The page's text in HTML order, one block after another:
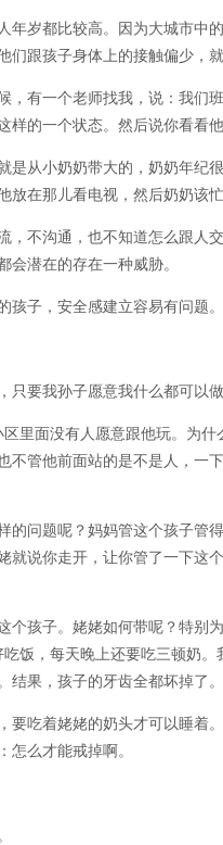
岁都比较高。因为大城市中
们跟孩子身体上的接触偏少，
有一个老师找我，说：我们
样的一个状态。然后说你看看
从小奶奶带大的，奶奶年纪
放在那儿看电视，然后奶奶该
不沟通，也不知道怎么跟人
会潜在的存在一种威胁。
子，安全感建立容易有问题。
要我孙子愿意我什么都可以
面没有人愿意跟他玩。为什
不管他前面站的是不是人，一
问题呢？妈妈管这个孩子管
就说你走开，让你管了一下这
孩子。姥姥如何带呢？特别
饭，每天晚上还要吃三顿奶
结果，孩子的牙齿全都坏掉了。
吃着姥姥的奶头才可以睡着
怎么才能戒掉啊。